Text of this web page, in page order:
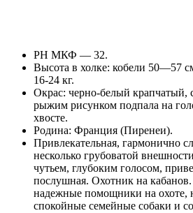
РН МКФ — 32.
Высота в холке: кобели 50—57
16-24 кг.
Окрас: черно-белый крапчатый,
рыжим рисунком подпала на
хвосте.
Родина: Франция (Пиренеи).
Привлекательная, гармонично
несколько грубоватой
чутьем, глубоким голосом,
послушная. Охотник на
надежные помощники на охоте,
спокойные семейные собаки и